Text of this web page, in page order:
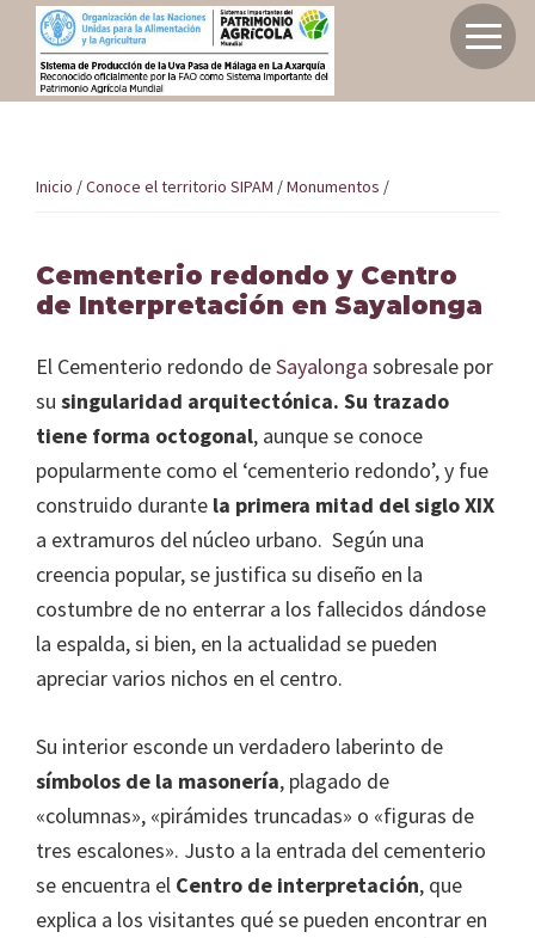
Inicio
Elige tu experiencia
Conoce el territorio SIPAM
Planifica tu viaje
Contacto
Saltar
Saltar
contenido
producción
uva
pasa
de
Málaga
en
Axarquía
como
Inicio /Conoce el territorio SIPAM /Monumentos /
Cementerio redondo y Centro
de Interpretación en Sayalonga
El Cementerio redondo deSayalonga sobresale por
su singularidad arquitectónica. Su trazado
tiene forma octogonal, aunque se conoce
popularmente como el ‘cementerio redondo’, y fue
construido durante la primera mitad del siglo XIX
a extramuros del núcleo urbano. Según una
creencia popular, se justifica su diseño en la
costumbre de no enterrar a los fallecidos dándose
la espalda, si bien, en la actualidad se pueden
apreciar varios nichos en el centro.
Su interior esconde un verdadero laberinto de
símbolos de la masonería, plagado de
«columnas», «pirámides truncadas» o «figuras de
tres escalones». Justo a la entrada del cementerio
se encuentra el Centro de interpretación, que
explica a los visitantes qué se pueden encontrar en